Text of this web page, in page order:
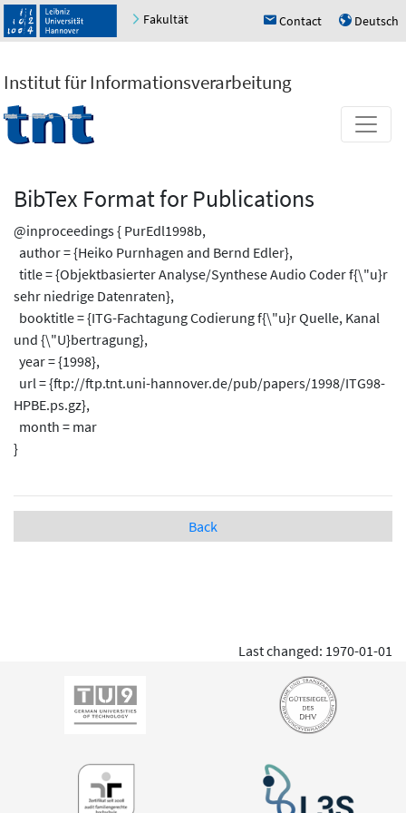
Fakultät h Contact u Deutsch
Institut für Informationsverarbeitung
BibTex Format for Publications
@inproceedings { PurEdl1998b,
author = {Heiko Purnhagen and Bernd Edler},
title = {Objektbasierter Analyse/Synthese Audio Coder f{\"u}r
sehr niedrige Datenraten},
booktitle = {ITG-Fachtagung Codierung f{\"u}r Quelle, Kanal
und {\"U}bertragung},
year = {1998},
url = {ftp://ftp.tnt.uni-hannover.de/pub/papers/1998/ITG98-
HPBE.ps.gz},
month = mar
}
Back
Last changed: 1970-01-01